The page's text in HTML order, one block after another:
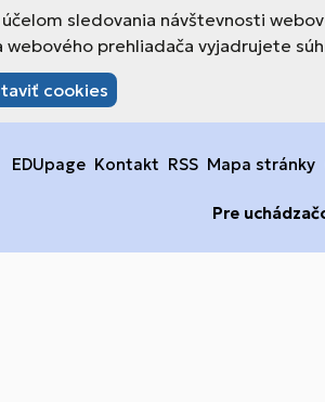
sledovania návštevnosti
prehliadača vyjadrujete
cookies
EDUpage Kontakt RSS Mapa stránky
Pre